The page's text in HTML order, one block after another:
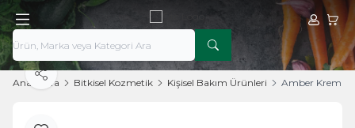
Hesabım
Ana Sayfa Bitkisel Kozmetik Kişisel Bakım Ürünleri Amber Kremi
Paylaş